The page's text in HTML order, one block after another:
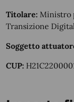
Titolare: Ministro
Transizione
Soggetto
CUP: